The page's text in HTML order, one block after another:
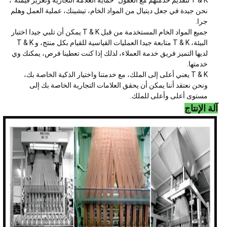
نحن جيدة في جعل ديتيال من المواد الخام، تيشينك، عملية العمل وهلم
جرا.
جميع المواد الخام المستخدمة من قبل T & K يمكن أن تلبي جيدا اختبار
البيئة، T & K متابعة جيدا العمليات القياسية للقيام بكل منتج، و T & K
لديها التميز فريق خدمة العملاء، لذلك إذا كنت تعطينا فرص، يمكنك وي
خدمتها.
T & K يعني أعلى إلى الملك، مع خدمتنا واختيار الذكية الخاصة بك،
ونحن نعتقد أننا يمكن أن يحقق العلامات التجارية الخاصة بك إلى
مستوى أعلى وأعلى للملك.
آلة الإنتاج